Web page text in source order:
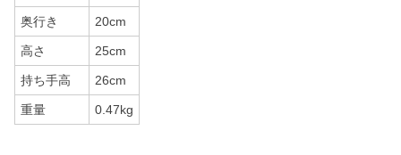
奥行き 20cm
高さ 25cm
持ち手高 26cm
重量 0.47kg